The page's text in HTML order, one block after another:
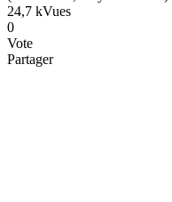
24,7 kVues
0
Vote
Partager